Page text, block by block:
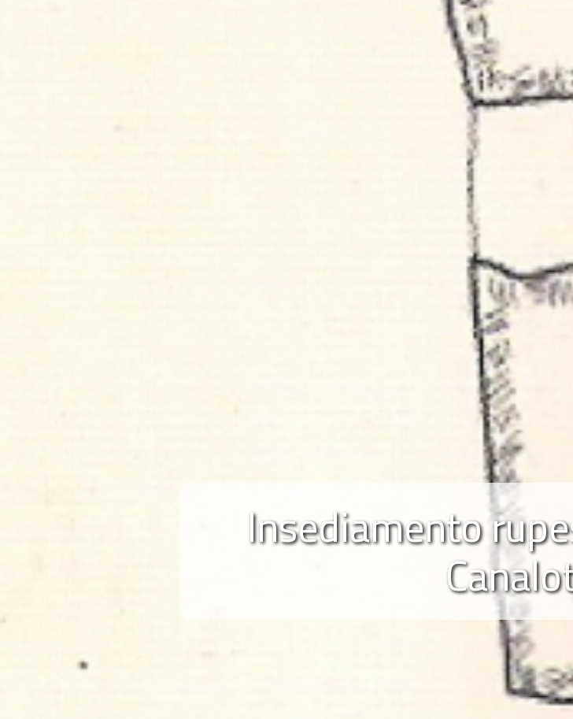
Insediamento